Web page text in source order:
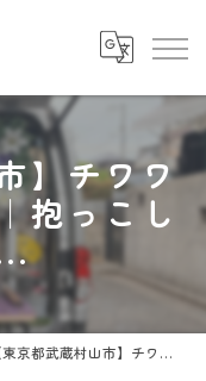
】チワワ
抱っこし
東京都武蔵村山市】チワワの訪問ペット火葬｜抱っこしていた日...